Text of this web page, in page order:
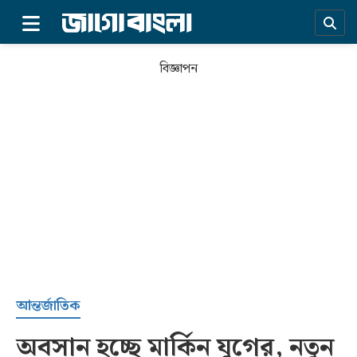
সর্বশেষ
বিজ্ঞাপন
আন্তর্জাতিক
অবসান হচ্ছে মার্কিন যুগের, নতুন